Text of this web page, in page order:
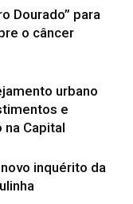
Dourado” para
o câncer
urbano
e
Capital
inquérito da